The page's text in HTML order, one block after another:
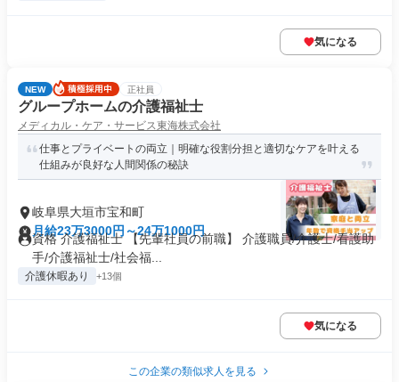
気になる
NEW 正社員
グループホームの介護福祉士
メディカル・ケア・サービス東海株式会社
仕事とプライベートの両立｜明確な役割分担と適切なケアを叶える
仕組みが良好な人間関係の秘訣
岐阜県大垣市宝和町
月給23万3000円～24万1000円
資格 介護福祉士 【先輩社員の前職】 介護職員/介護士/看護助
手/介護福祉士/社会福...
介護休暇あり +13個
気になる
この企業の類似求人を見る